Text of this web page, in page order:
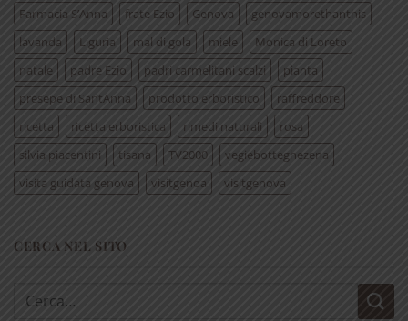
Farmacia S’Anna
frate Ezio Genova
genovamorethanthis
lavanda
Liguria mal di gola miele
Monica di Loreto
natale
padre Ezio padri carmelitani scalzi
pianta
presepe di SantAnna
prodotto erboristico
raffreddore
ricetta
ricetta erboristica rimedi naturali
rosa
silvia piacentini
tisana TV2000
vegiebotteghezena
visita guidata genova
visitgenoa visitgenova
CERCA NEL SITO
Cerca: